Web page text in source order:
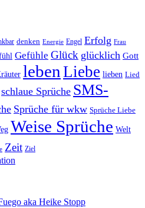
denken Energie Engel Erfolg Frau
Gefühle Glück glücklich Gott
leben Liebe lieben Lied
schlaue Sprüche SMS-
Sprüche für wkw Sprüche Liebe
Weise Sprüche Welt
Zeit Ziel
aka Heike Stopp